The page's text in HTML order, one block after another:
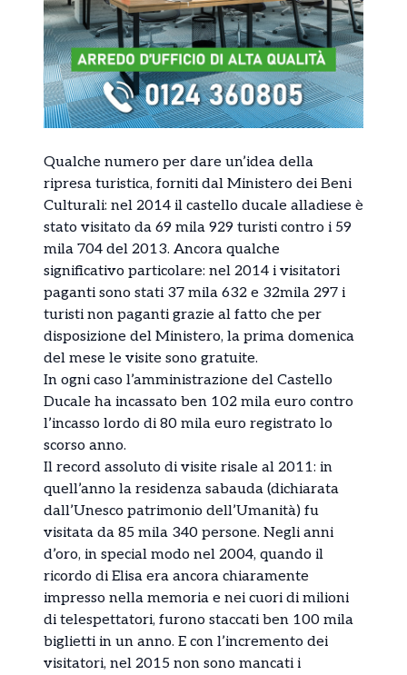
Qualche numero per dare un’idea della
ripresa turistica, forniti dal Ministero dei Beni
Culturali: nel 2014 il castello ducale alladiese è
stato visitato da 69 mila 929 turisti contro i 59
mila 704 del 2013. Ancora qualche
significativo particolare: nel 2014 i visitatori
paganti sono stati 37 mila 632 e 32mila 297 i
turisti non paganti grazie al fatto che per
disposizione del Ministero, la prima domenica
del mese le visite sono gratuite.
In ogni caso l’amministrazione del Castello
Ducale ha incassato ben 102 mila euro contro
l’incasso lordo di 80 mila euro registrato lo
scorso anno.
Il record assoluto di visite risale al 2011: in
quell’anno la residenza sabauda (dichiarata
dall’Unesco patrimonio dell’Umanità) fu
visitata da 85 mila 340 persone. Negli anni
d’oro, in special modo nel 2004, quando il
ricordo di Elisa era ancora chiaramente
impresso nella memoria e nei cuori di milioni
di telespettatori, furono staccati ben 100 mila
biglietti in un anno. E con l’incremento dei
visitatori, nel 2015 non sono mancati i